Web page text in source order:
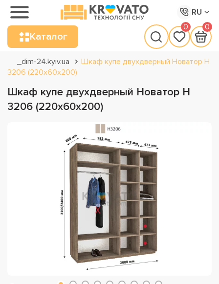
RU
Каталог
0 0
_dim-24.kyiv.ua
Шкаф купе двухдверный Новатор Н
3206 (220х60х200)
Шкаф купе двухдверный Новатор Н
3206 (220х60х200)